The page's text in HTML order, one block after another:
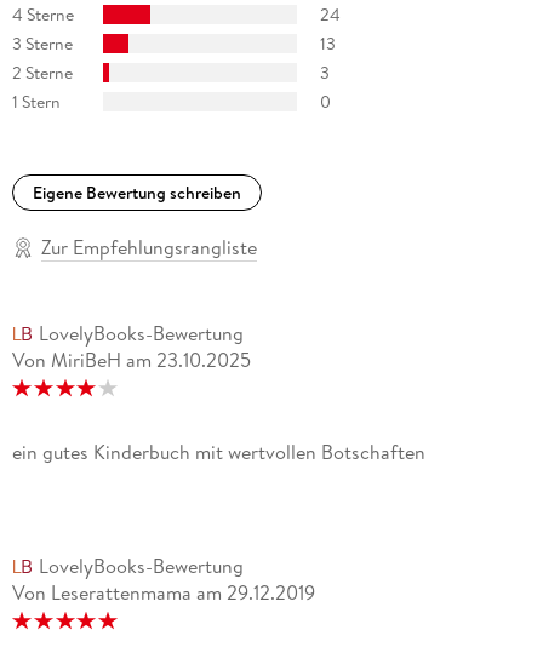
4 Sterne
24
3 Sterne
13
2 Sterne
3
1 Stern
0
Eigene Bewertung schreiben
Zur Empfehlungsrangliste
LovelyBooks-Bewertung
Von MiriBeH am 23.10.2025
ein gutes Kinderbuch mit wertvollen Botschaften
LovelyBooks-Bewertung
Von Leserattenmama am 29.12.2019